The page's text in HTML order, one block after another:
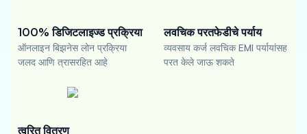
100% डिजिटलाइज्ड प्रक्रिया
ऑनलाइन बिझनेस लोन प्रक्रिया
जलद आणि त्रासरहित आहे
लवचिक परतफेडीचे पर्याय
व्यवसाय कर्ज लवचिक EMI पर्यायांसह
परत केले जाऊ शकते
त्वरित वितरण